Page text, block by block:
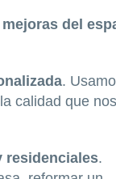
del
.
calidad que nos
residenciales.